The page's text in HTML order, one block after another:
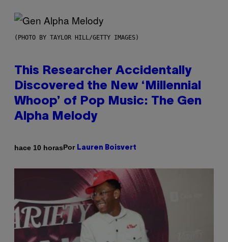
(PHOTO BY TAYLOR HILL/GETTY IMAGES)
This Researcher Accidentally
Discovered the New ‘Millennial
Whoop’ of Pop Music: The Gen
Alpha Melody
hace 10 horasPor Lauren Boisvert